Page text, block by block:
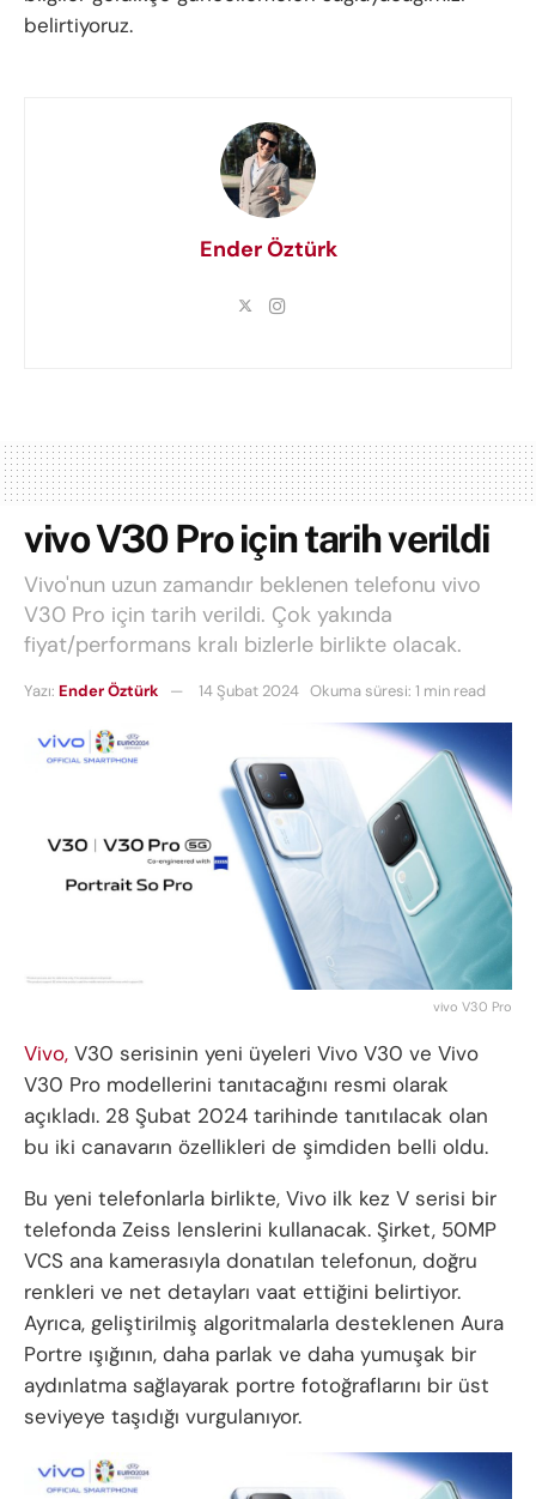
belirtiyoruz.
Ender Öztürk
vivo V30 Pro için tarih verildi
Vivo'nun uzun zamandır beklenen telefonu vivo
V30 Pro için tarih verildi. Çok yakında
fiyat/performans kralı bizlerle birlikte olacak.
Yazı: Ender Öztürk 14 Şubat 2024 Okuma süresi: 1 min read
vivo V30 Pro
Vivo, V30 serisinin yeni üyeleri Vivo V30 ve Vivo
V30 Pro modellerini tanıtacağını resmi olarak
açıkladı. 28 Şubat 2024 tarihinde tanıtılacak olan
bu iki canavarın özellikleri de şimdiden belli oldu.
Bu yeni telefonlarla birlikte, Vivo ilk kez V serisi bir
telefonda Zeiss lenslerini kullanacak. Şirket, 50MP
VCS ana kamerasıyla donatılan telefonun, doğru
renkleri ve net detayları vaat ettiğini belirtiyor.
Ayrıca, geliştirilmiş algoritmalarla desteklenen Aura
Portre ışığının, daha parlak ve daha yumuşak bir
aydınlatma sağlayarak portre fotoğraflarını bir üst
seviyeye taşıdığı vurgulanıyor.